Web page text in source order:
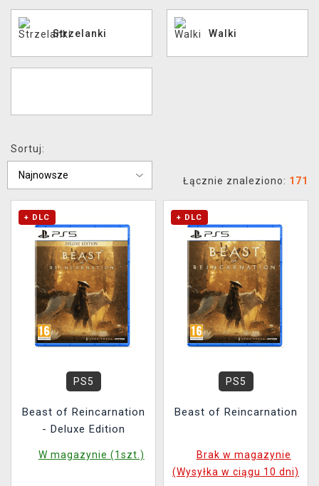
XZONE KLUB
Strzelanki Walki
Sortuj:
Łącznie znaleziono: 171
+ DLC
PS5
Beast of Reincarnation
- Deluxe Edition
W magazynie (1szt.)
+ DLC
PS5
Beast of Reincarnation
Brak w magazynie
(Wysyłka w ciągu 10 dni)